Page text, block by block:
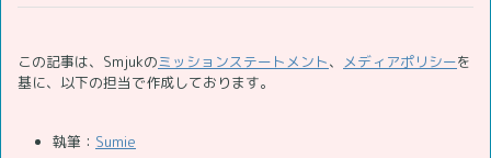
この記事は、Smjukのミッションステートメント、 メディアポリシーを
基に、以下の担当で作成しております。
執筆： Sumie